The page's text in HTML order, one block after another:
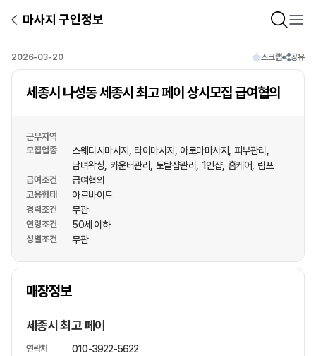
마사지 구인정보
2026-03-20 스크랩 공유
세종시 나성동 세종시 최고 페이 상시모집 급여협의
근무지역
모집업종
스웨디시마사지 타이마사지 아로마마사지
피부관리
남녀왁싱 카운터관리 토탈샵관리 1인샵 홈케어 림프
급여조건 급여협의
고용형태 아르바이트
경력조건 무관
연령조건 50세 이하
성별조건 무관
매장정보
상호명
세종시 최고 페이
연락처 010-3922-5622